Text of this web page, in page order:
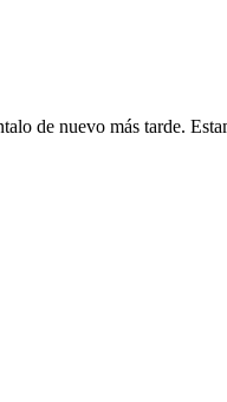
de nuevo más tarde.